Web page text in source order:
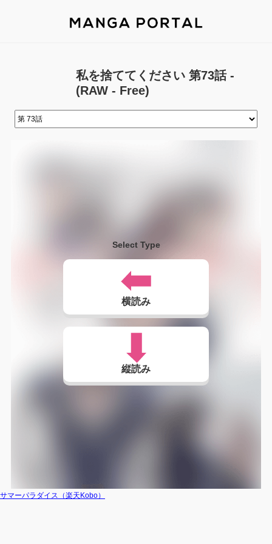
私を捨ててください 第73話 -
(RAW - Free)
Select Type
横読み
縦読み
サマーパラダイス（楽天Kobo）